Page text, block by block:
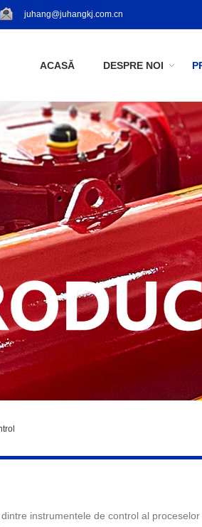
juhang@juhangkj.com.cn
ACASĂ DESPRE NOI
instrumentele de control al